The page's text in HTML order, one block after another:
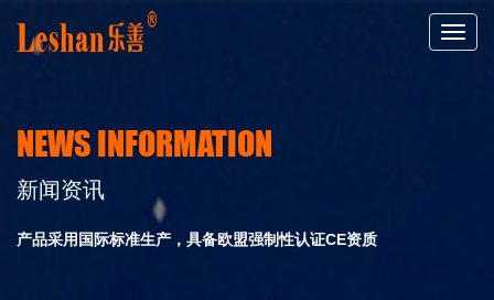
NEWS INFORMATION
新闻资讯
产品采用国际标准生产，具备欧盟强制性认证CE资质